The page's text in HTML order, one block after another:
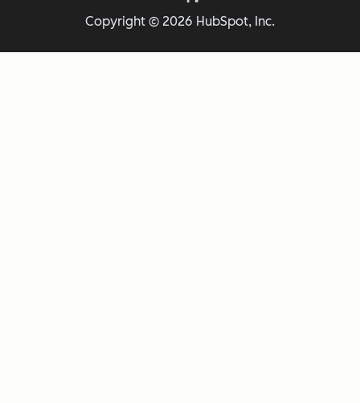
Copyright © 2026 HubSpot, Inc.